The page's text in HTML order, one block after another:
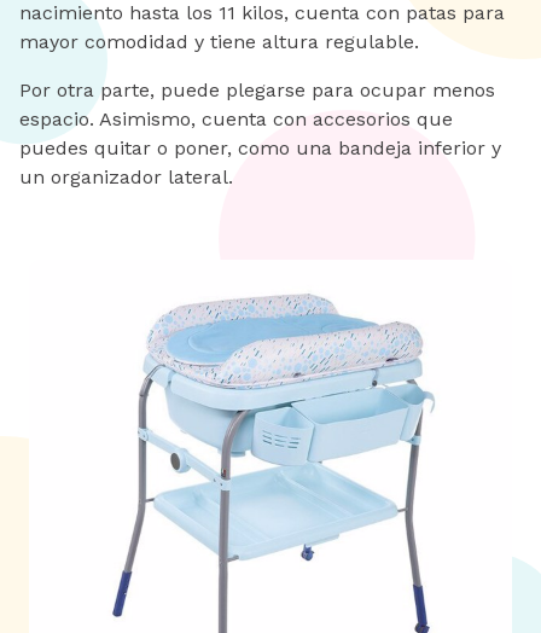
nacimiento hasta los 11 kilos, cuenta con patas para
mayor comodidad y tiene altura regulable.
Por otra parte, puede plegarse para ocupar menos
espacio. Asimismo, cuenta con accesorios que
puedes quitar o poner, como una bandeja inferior y
un organizador lateral.